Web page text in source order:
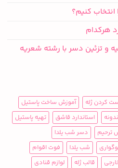
کنیم؟
هرکدام
و تزئین دسر با رشته شعریه
کردن ژله
آموزش ساخت پاستیل
استاندارد قاشق
تهیه پاستیل
ترحیم
دسر شب یلدا
شب یلدا
فوت اقوام
قالب ژله
لوازم قنادی